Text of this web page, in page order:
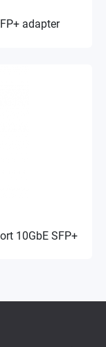
adapter
10GbE SFP+